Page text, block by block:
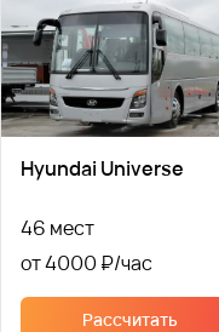
Hyundai Universe
46 мест
от 4000 ₽
Рассчитать